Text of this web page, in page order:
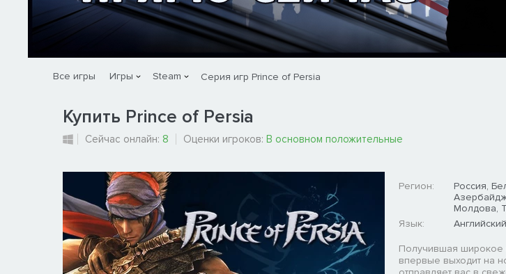
Все игры Игры Steam Серия игр Prince of Persia
Купить Prince of Persia
Сейчас онлайн: 8 Оценки игроков: В основном положительные
Регион:
Россия,
Молдова,
Язык:
Получившая широкое
впервые выходит на